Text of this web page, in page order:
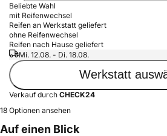
Beliebte Wahl
mit Reifenwechsel
Reifen an Werkstatt geliefert
ohne Reifenwechsel
Reifen nach Hause geliefert
Mi. 12.08. - Di. 18.08.
Werkstatt
Verkauf durch CHECK24
18 Optionen ansehen
Auf einen Blick